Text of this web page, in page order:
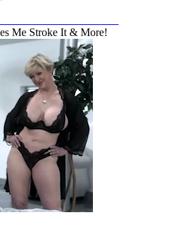
Me Stroke It & More!